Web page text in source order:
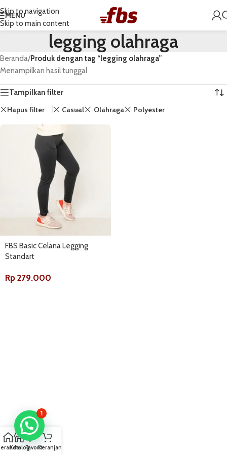
Skip to navigation
Skip to main content
MENU
legging olahraga
Beranda/Produk dengan tag “legging olahraga”
Menampilkan hasil tunggal
Tampilkan filter
Hapus filter
Casual Olahraga Polyester
FBS Basic Celana Legging
Standart
Rp 279.000
KatalogFavoritKeranjang
1